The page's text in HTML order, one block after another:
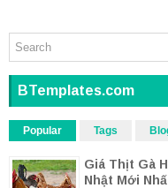
BTemplates.com
Popular Tags
Giá Thịt Gà
Nhật Mới